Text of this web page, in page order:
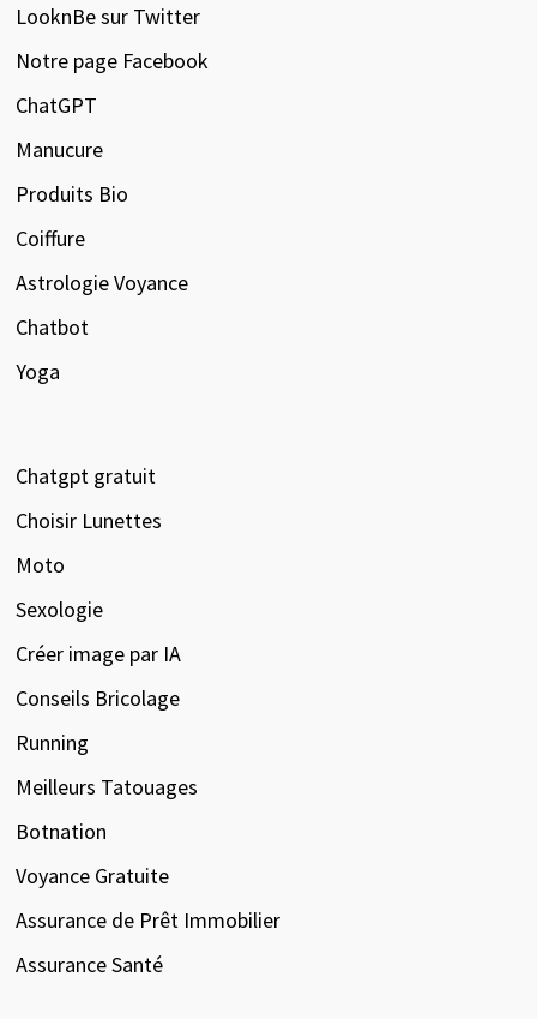
LooknBe sur Twitter
Notre page Facebook
ChatGPT
Manucure
Produits Bio
Coiffure
Astrologie Voyance
Chatbot
Yoga
Chatgpt gratuit
Choisir Lunettes
Moto
Sexologie
Créer image par IA
Conseils Bricolage
Running
Meilleurs Tatouages
Botnation
Voyance Gratuite
Assurance de Prêt Immobilier
Assurance Santé